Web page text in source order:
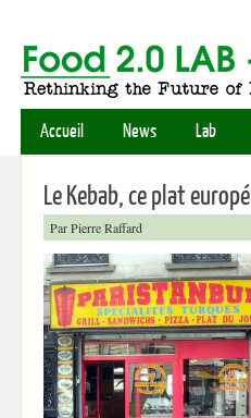
Accueil News Lab
Le Kebab, ce plat
Par Pierre Raffard